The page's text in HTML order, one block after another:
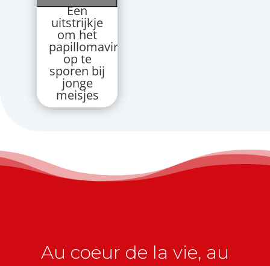
Een
uitstrijkje
om het
papillomavirus
op te
sporen bij
jonge
meisjes
Au coeur de la vie, au